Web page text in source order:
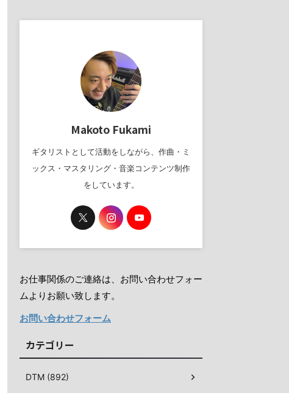
Makoto Fukami
ギタリストとして活動をしながら、作曲・ミ
ックス・マスタリング・音楽コンテンツ制作
をしています。
お仕事関係のご連絡は、お問い合わせフォー
ムよりお願い致します。
お問い合わせフォーム
カテゴリー
DTM (892)